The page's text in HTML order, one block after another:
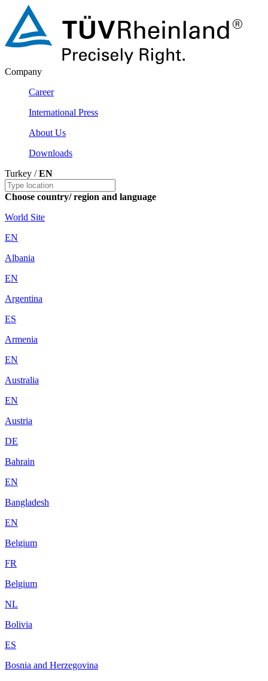
Company
Career
International Press
About Us
Downloads
Turkey /EN
Choose country/ region and language
World Site
EN
Albania
EN
Argentina
ES
Armenia
EN
Australia
EN
Austria
DE
Bahrain
EN
Bangladesh
EN
Belgium
FR
Belgium
NL
Bolivia
ES
Bosnia and Herzegovina